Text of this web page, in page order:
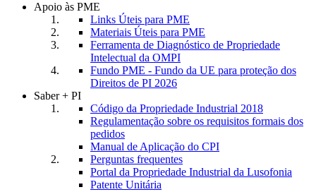
Apoio às PME
Links Úteis para PME
Materiais Úteis para PME
Ferramenta de Diagnóstico de Propriedade
Intelectual da OMPI
Fundo PME - Fundo da UE para proteção dos
Direitos de PI 2026
Saber + PI
Código da Propriedade Industrial 2018
Regulamentação sobre os requisitos formais dos
pedidos
Manual de Aplicação do CPI
Perguntas frequentes
Portal da Propriedade Industrial da Lusofonia
Patente Unitária